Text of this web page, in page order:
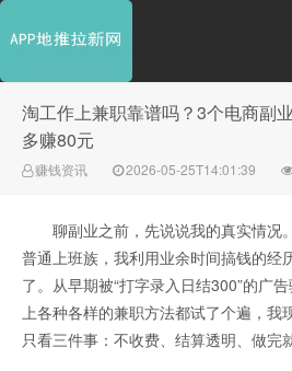
淘工作上兼职靠谱吗？3个电商副
多赚80元
赚钱资讯 2026-05-25T14:01:39
聊副业之前，先说说我的真实情况
普通上班族，我利用业余时间搞钱的经
了。从早期被“打字录入日结300”的广
上各种各样的兼职方法都试了个遍，我
只看三件事：不收费、结算透明、做完